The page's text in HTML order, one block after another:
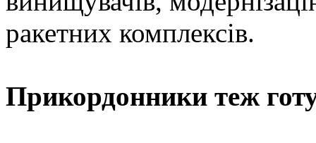
ракетних комплексів.
Прикордонники теж